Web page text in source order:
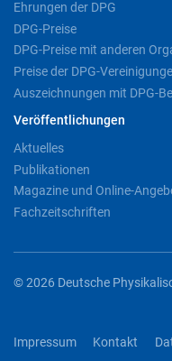
Ehrungen der DPG
DPG-Preise
DPG-Preise mit anderen
Preise der DPG-
Auszeichnungen mit DPG-
Veröffentlichungen
Aktuelles
Publikationen
Magazine und Online-
Fachzeitschriften
© 2026 Deutsche
Impressum Kontakt